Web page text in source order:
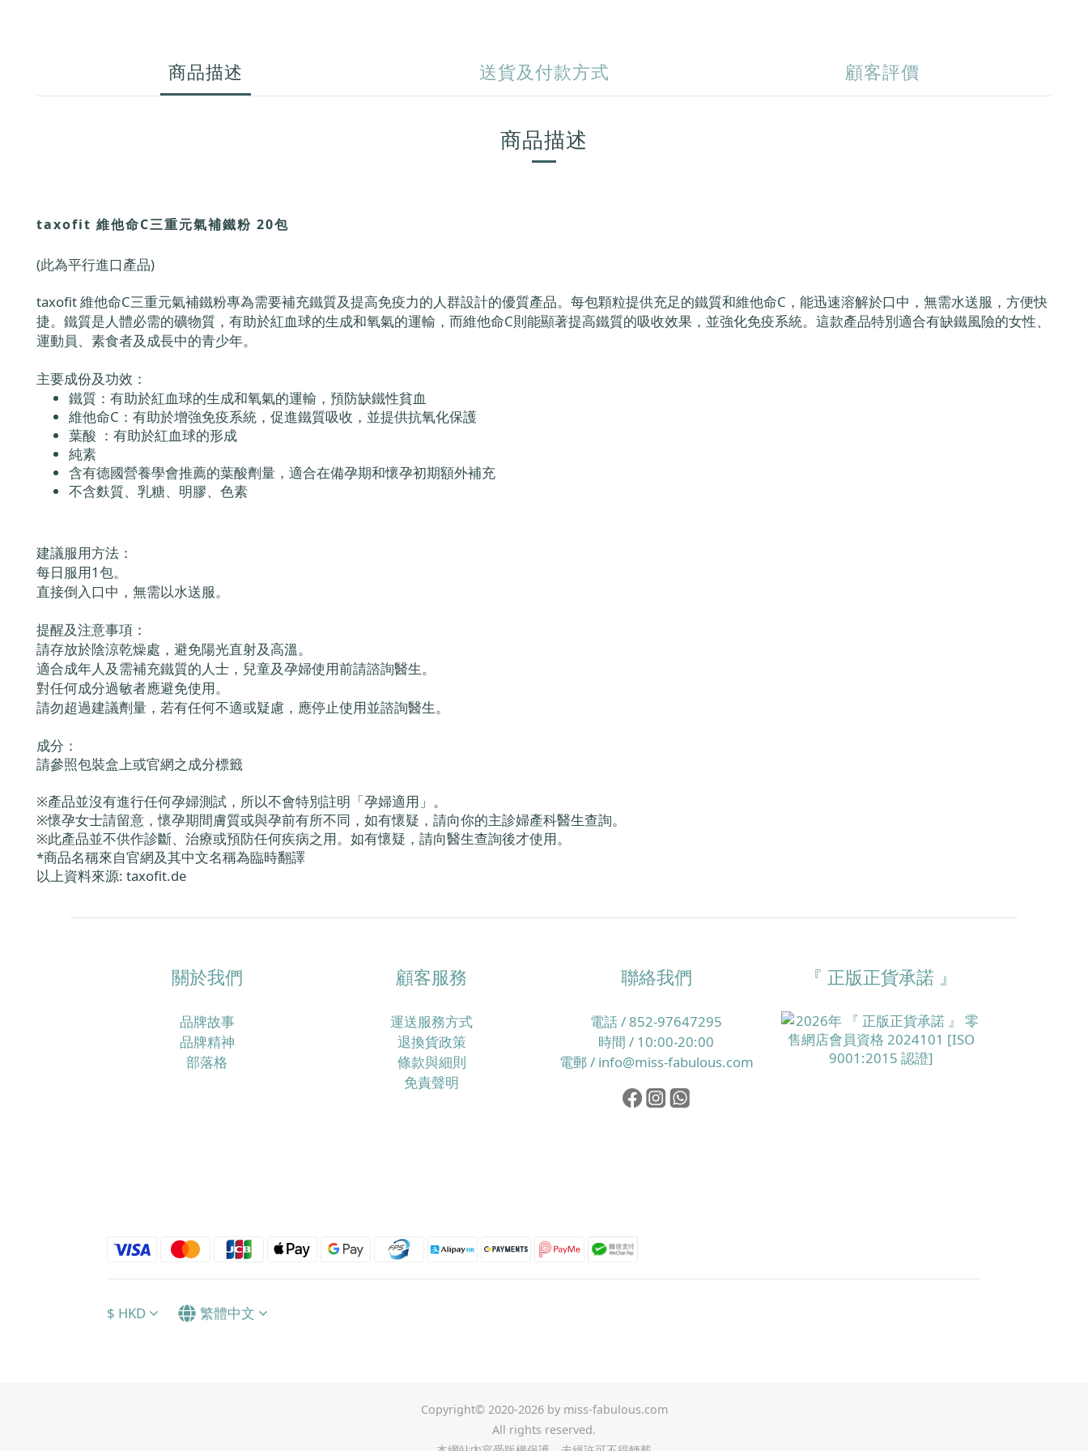
商品描述 送貨及付款方式 顧客評價
商品描述
taxofit 維他命C三重元氣補鐵粉 20包
(此為平行進口產品)
taxofit 維他命C三重元氣補鐵粉專為需要補充鐵質及提高免疫力的人群設計的優質產品。每包顆粒提供充足的鐵質和維他命C，能迅速溶解於口中，無需水送服，方便快
捷。鐵質是人體必需的礦物質，有助於紅血球的生成和氧氣的運輸，而維他命C則能顯著提高鐵質的吸收效果，並強化免疫系統。這款產品特別適合有缺鐵風險的女性、
運動員、素食者及成長中的青少年。
主要成份及功效：
鐵質：有助於紅血球的生成和氧氣的運輸，預防缺鐵性貧血
維他命C：有助於增強免疫系統，促進鐵質吸收，並提供抗氧化保護
葉酸 ：有助於紅血球的形成
純素
含有德國營養學會推薦的葉酸劑量，適合在備孕期和懷孕初期額外補充
不含麩質、乳糖、明膠、色素
建議服用方法：
每日服用1包。
直接倒入口中，無需以水送服。
提醒及注意事項：
請存放於陰涼乾燥處，避免陽光直射及高溫。
適合成年人及需補充鐵質的人士，兒童及孕婦使用前請諮詢醫生。
對任何成分過敏者應避免使用。
請勿超過建議劑量，若有任何不適或疑慮，應停止使用並諮詢醫生。
成分：
請參照包裝盒上或官網之成分標籤
※產品並沒有進行任何孕婦測試，所以不會特別註明「孕婦適用」。
※懷孕女士請留意，懷孕期間膚質或與孕前有所不同，如有懷疑，請向你的主診婦產科醫生查詢。
※此產品並不供作診斷、治療或預防任何疾病之用。如有懷疑，請向醫生查詢後才使用。
*商品名稱來自官網及其中文名稱為臨時翻譯
以上資料來源: taxofit.de
關於我們
品牌故事
品牌精神
部落格
顧客服務
運送服務方式
退換貨政策
條款與細則
免責聲明
聯絡我們
電話 / 852-97647295
時間 / 10:00-20:00
電郵 / info@miss-fabulous.com
『 正版正貨承諾 』
$ HKD 繁體中文
Copyright© 2020-2026 by miss-fabulous.com
All rights reserved.